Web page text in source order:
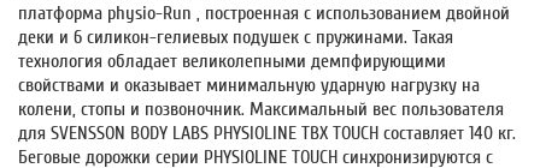
платформа physio-Run , построенная с использованием двойной
деки и 6 силикон-гелиевых подушек с пружинами. Такая
технология обладает великолепными демпфирующими
свойствами и оказывает минимальную ударную нагрузку на
колени, стопы и позвоночник. Максимальный вес пользователя
для SVENSSON BODY LABS PHYSIOLINE TBX TOUCH составляет 140 кг.
Беговые дорожки серии PHYSIOLINE TOUCH синхронизируются с